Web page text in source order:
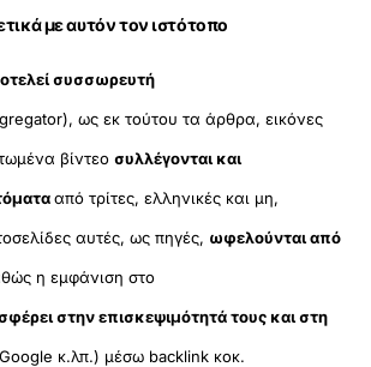
με αυτόν τον ιστότοπο
συσσωρευτή
ως εκ τούτου τα άρθρα, εικόνες
βίντεοσυλλέγονται και
από τρίτες, ελληνικές και μη,
αυτές, ως πηγές, ωφελούνται από
η εμφάνιση στο
στην επισκεψιμότητά τους και στη
κ.λπ.) μέσω backlink κοκ.